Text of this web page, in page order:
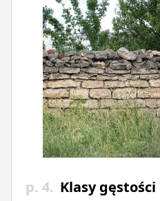
p. 4. Klasy gęstości